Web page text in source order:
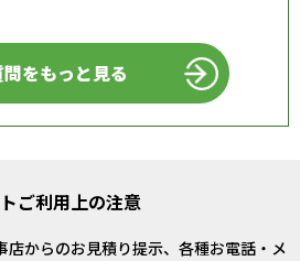
をもっと見る
ご利用上の注意
店からのお見積り提示、各種お電話・メ